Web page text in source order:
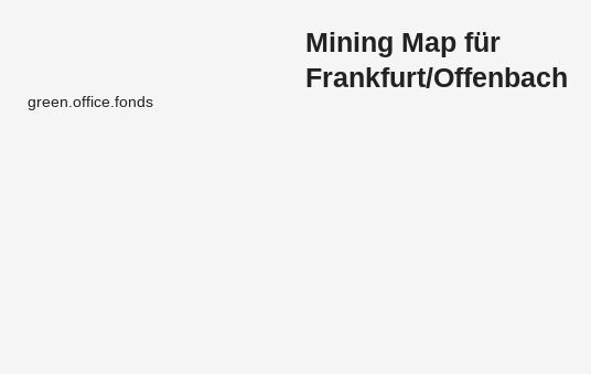
green.office.fonds
Mining Map für
Frankfurt/Offenbach